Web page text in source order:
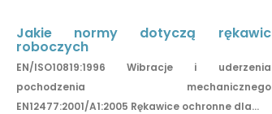
Jakie normy dotyczą rękawic
roboczych
EN/ISO10819:1996 Wibracje i uderzenia
pochodzenia mechanicznego
EN12477:2001/A1:2005 Rękawice ochronne dla...